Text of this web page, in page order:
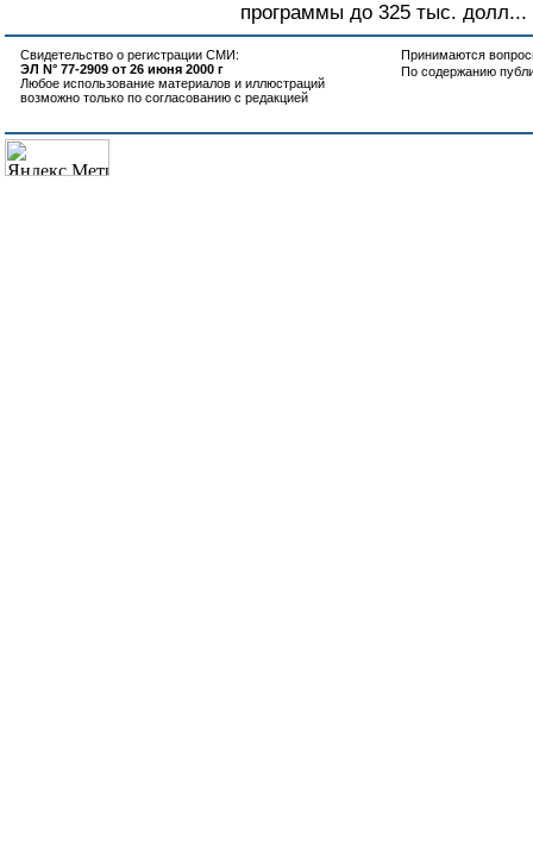
программы до 325 тыс. долл...
Свидетельство о регистрации СМИ:
ЭЛ N° 77-2909 от 26 июня 2000 г
Любое использование материалов и иллюстраций
возможно только по согласованию с редакцией
Принимаются
По содержанию